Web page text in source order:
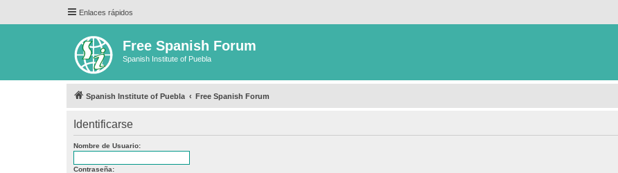
Enlaces rápidos
Free Spanish Forum
Spanish Institute of Puebla
Spanish Institute of Puebla Free Spanish Forum
Identificarse
Nombre de Usuario:
Contraseña: